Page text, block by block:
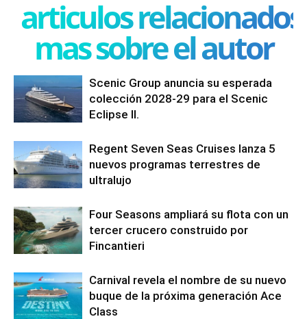
articulos relacionados
mas sobre el autor
Scenic Group anuncia su esperada
colección 2028-29 para el Scenic
Eclipse II.
Regent Seven Seas Cruises lanza 5
nuevos programas terrestres de
ultralujo
Four Seasons ampliará su flota con un
tercer crucero construido por
Fincantieri
Carnival revela el nombre de su nuevo
buque de la próxima generación Ace
Class